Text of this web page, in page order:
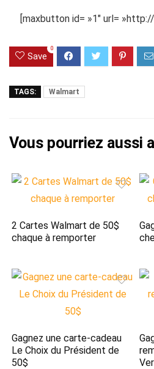
[maxbutton id= »1″ url=
Save
0
TAGS: Walmart
2 Cartes Walmart de 50$
chaque à remporter
Gagnez une carte-cadeau
Le Choix du Président de
50$